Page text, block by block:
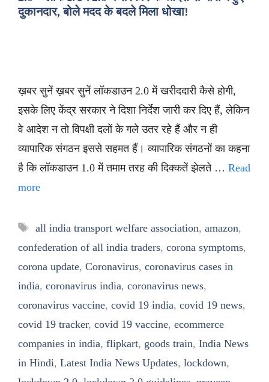
दुकानदार, बोले मदद के बदले मिला धोखा!
ख़बर सुनें ख़बर सुनें लॉकडाउन 2.0 में खरीददारी कैसे होगी,
इसके लिए केंद्र सरकार ने दिशा निर्देश जारी कर दिए हैं, लेकिन
वे आदेश न तो विपक्षी दलों के गले उतर रहे हैं और न ही
व्यापारिक संगठन इससे सहमत हैं। व्यापारिक संगठनों का कहना
है कि लॉकडाउन 1.0 में तमाम तरह की दिक्कतें झेलते … Read
more
Tags
all india transport welfare association, amazon,
confederation of all india traders, corona symptoms,
corona update, Coronavirus, coronavirus cases in
india, coronavirus india, coronavirus news,
coronavirus vaccine, covid 19 india, covid 19 news,
covid 19 tracker, covid 19 vaccine, ecommerce
companies in india, flipkart, goods train, India News
in Hindi, Latest India News Updates, lockdown,